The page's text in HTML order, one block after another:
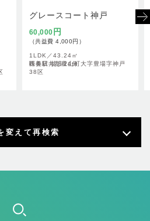
グレースコート神戸
60,000 円
（共益費 4,000円）
西春日井郡豊山町大字豊場字神戸
38区
1LDK／43.24㎡
味美駅 徒歩24分
変えて再検索